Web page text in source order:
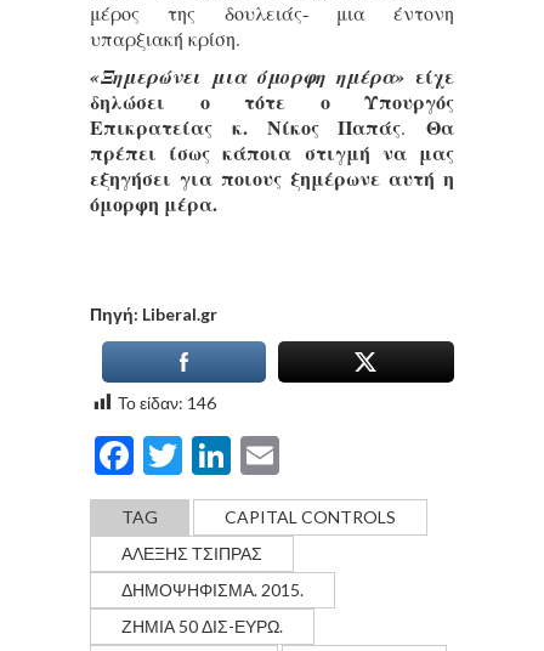
μέρος της δουλειάς- μια έντονη
υπαρξιακή κρίση.
«Ξημερώνει μια όμορφη ημέρα» είχε
δηλώσει ο τότε ο Υπουργός
Επικρατείας κ. Νίκος Παπάς. Θα
πρέπει ίσως κάποια στιγμή να μας
εξηγήσει για ποιους ξημέρωνε αυτή η
όμορφη μέρα.
Πηγή: Liberal.gr
Το είδαν: 146
Facebook
TwitterLinkedIn
TAG
CAPITAL CONTROLS
ΑΛΕΞΗΣ ΤΣΙΠΡΑΣ
ΔΗΜΟΨΗΦΙΣΜΑ. 2015.
ΖΗΜΙΑ 50 ΔΙΣ-ΕΥΡΩ.